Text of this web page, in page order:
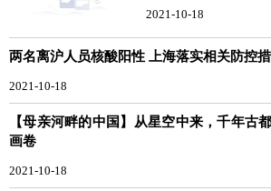
2021-10-18
两名离沪人员核酸阳性 上海落实相关防控
2021-10-18
【母亲河畔的中国】从星空中来，千年古
画卷
2021-10-18